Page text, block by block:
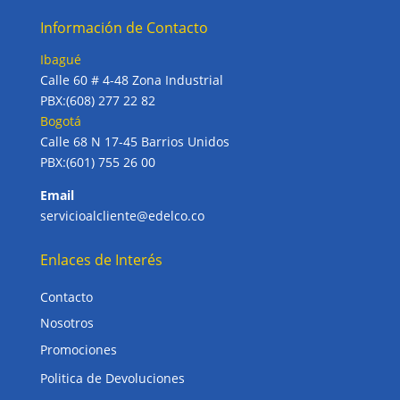
Información de Contacto
Ibagué
Calle 60 # 4-48 Zona Industrial
PBX:(608) 277 22 82
Bogotá
Calle 68 N 17-45 Barrios Unidos
PBX:(601) 755 26 00
Email
servicioalcliente@edelco.co
Enlaces de Interés
Contacto
Nosotros
Promociones
Politica de Devoluciones